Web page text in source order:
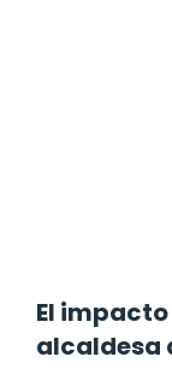
El
alcaldesa